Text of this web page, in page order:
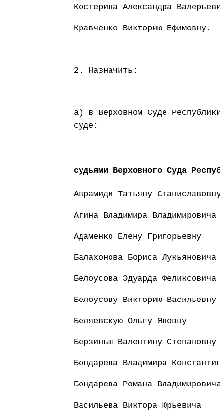
Костерина Александра
Кравченко Викторию Ефимовну.
2. Назначить:
а) в Верховном Суде
суде:
судьями Верховного Суда
Аврамиди Татьяну
Агина Владимира Владимировича
Адаменко Елену Григорьевну
Балахонова Бориса Лукьяновича
Белоусова Эдуарда Феликсовича
Белоусову Викторию Васильевну
Беляевскую Ольгу Яновну
Берзиньш Валентину Степановну
Бондарева Владимира
Бондарева Романа
Васильева Виктора Юрьевича